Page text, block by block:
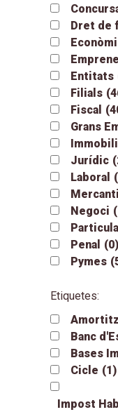
Dret de
Entitats
Filials
Fiscal
Grans
Jurídic
Laboral
Mercantil
Negoci
Penal (0)
Pymes
Etiquetes:
Banc
Bases
Cicle (1)
Impost